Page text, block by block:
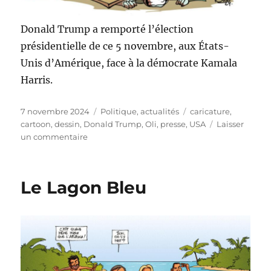
Donald Trump a remporté l’élection
présidentielle de ce 5 novembre, aux États-
Unis d’Amérique, face à la démocrate Kamala
Harris.
Publié
le
7 novembre 2024 Catégories
Politique, actualités Étiquettes
caricature,
cartoon,dessin, Donald Trump,Oli, presse, USA
Laisser
un commentairesur
Le Lagon Bleu